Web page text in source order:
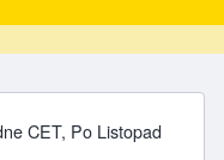
CET, Po Listopad